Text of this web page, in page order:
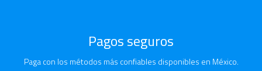
Pagos seguros
Paga con los métodos más confiables disponibles en México.